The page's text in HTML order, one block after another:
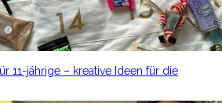
11-jährige – kreative Ideen für die